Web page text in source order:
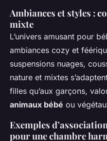
Ambiances et styles :
mixte
L’univers amusant pour
ambiances cozy et
suspensions nuages,
nature et mixtes
filles qu’aux garçons,
animaux bébé ou
Exemples
pour une chambre